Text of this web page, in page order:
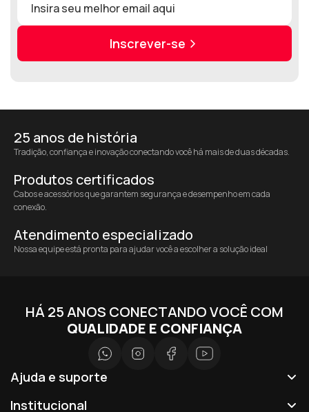
Inscrever-se
25 anos de história
Tradição, confiança e inovação conectando você há mais de duas décadas.
Produtos certificados
Cabos e acessórios que garantem segurança e desempenho em cada
conexão.
Atendimento especializado
Nossa equipe está pronta para ajudar você a escolher a solução ideal
HÁ 25 ANOS CONECTANDO VOCÊ COM
QUALIDADE E CONFIANÇA
Ajuda e suporte
Institucional